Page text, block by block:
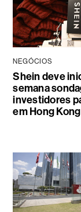
NEGÓCIOS
Shein deve
semana
investidores
em Hong Kong